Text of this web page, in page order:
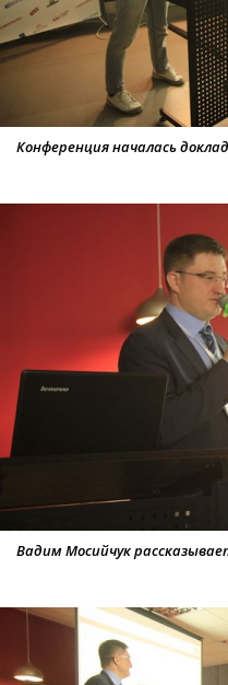
Конференция началась
Вадим Мосийчук